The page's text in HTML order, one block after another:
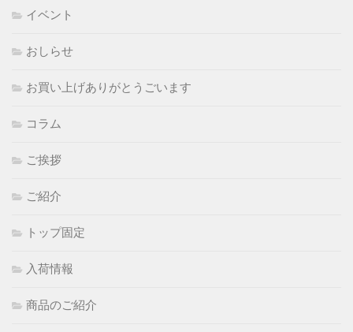
イベント
おしらせ
お買い上げありがとうごいます
コラム
ご挨拶
ご紹介
トップ固定
入荷情報
商品のご紹介